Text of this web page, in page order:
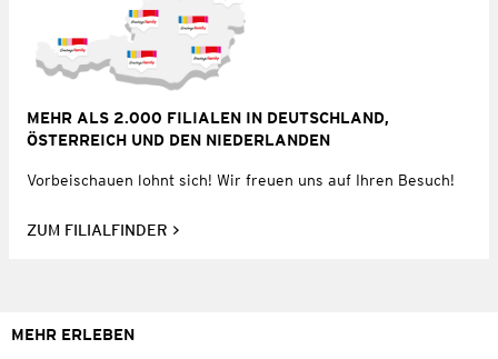
MEHR ALS 2.000 FILIALEN IN DEUTSCHLAND,
ÖSTERREICH UND DEN NIEDERLANDEN
Vorbeischauen lohnt sich! Wir freuen uns auf Ihren Besuch!
ZUM FILIALFINDER
MEHR ERLEBEN